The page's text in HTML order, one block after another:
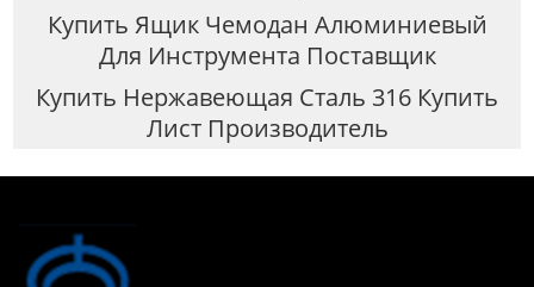
Купить Ящик Чемодан Алюминиевый
Для Инструмента Поставщик
Купить Нержавеющая Сталь 316 Купить
Лист Производитель